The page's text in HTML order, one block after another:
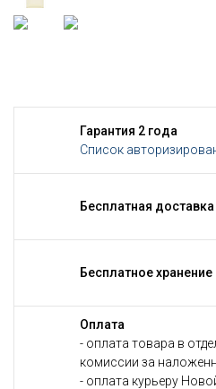
Гарантия 2 года
Список
Бесплатная доставка
Бесплатное
Оплата
- оплата товара в
комиссии за
- оплата курьеру